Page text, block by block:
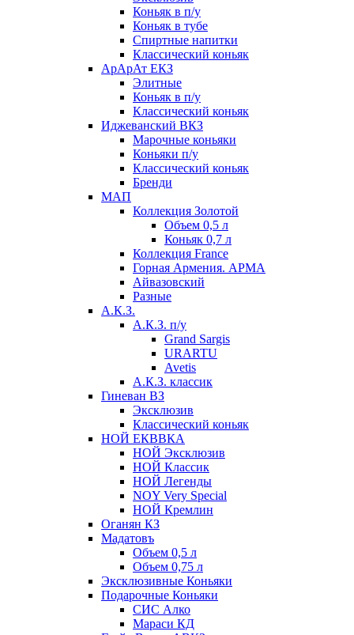
Коньяк в п/у
Коньяк в тубе
Спиртные напитки
Классический коньяк
АрАрАт ЕКЗ
Элитные
Коньяк в п/у
Классический коньяк
Иджеванский ВКЗ
Марочные коньяки
Коньяки п/у
Классический коньяк
Бренди
МАП
Коллекция Золотой
Объем 0,5 л
Коньяк 0,7 л
Коллекция France
Горная Армения. АРМА
Айвазовский
Разные
А.К.З.
А.К.З. п/у
Grand Sargis
URARTU
Avetis
А.К.З. классик
Гиневан ВЗ
Эксклюзив
Классический коньяк
НОЙ ЕКВВКА
НОЙ Эксклюзив
НОЙ Классик
НОЙ Легенды
NOY Very Speсial
НОЙ Кремлин
Оганян КЗ
Мадатовъ
Объем 0,5 л
Объем 0,75 л
Эксклюзивные Коньяки
Подарочные Коньяки
СИС Алко
Мараси КД